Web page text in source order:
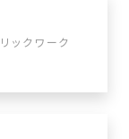
ックワーク